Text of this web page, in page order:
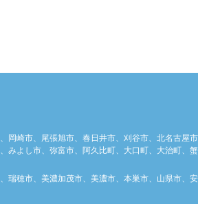
崎市、尾張旭市、春日井市、刈谷市、北名古屋市
よし市、弥富市、阿久比町、大口町、大治町、
穂市、美濃加茂市、美濃市、本巣市、山県市、安